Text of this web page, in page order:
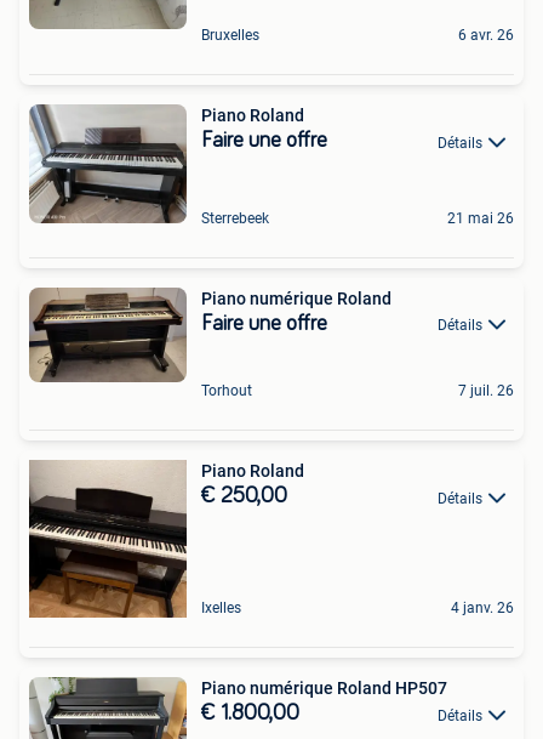
Bruxelles 6 avr. 26
Piano Roland
Faire une offre Détails
Sterrebeek 21 mai 26
Piano numérique Roland
Faire une offre Détails
Torhout 7 juil. 26
Piano Roland
€ 250,00 Détails
Ixelles 4 janv. 26
Piano numérique Roland HP507
€ 1.800,00 Détails